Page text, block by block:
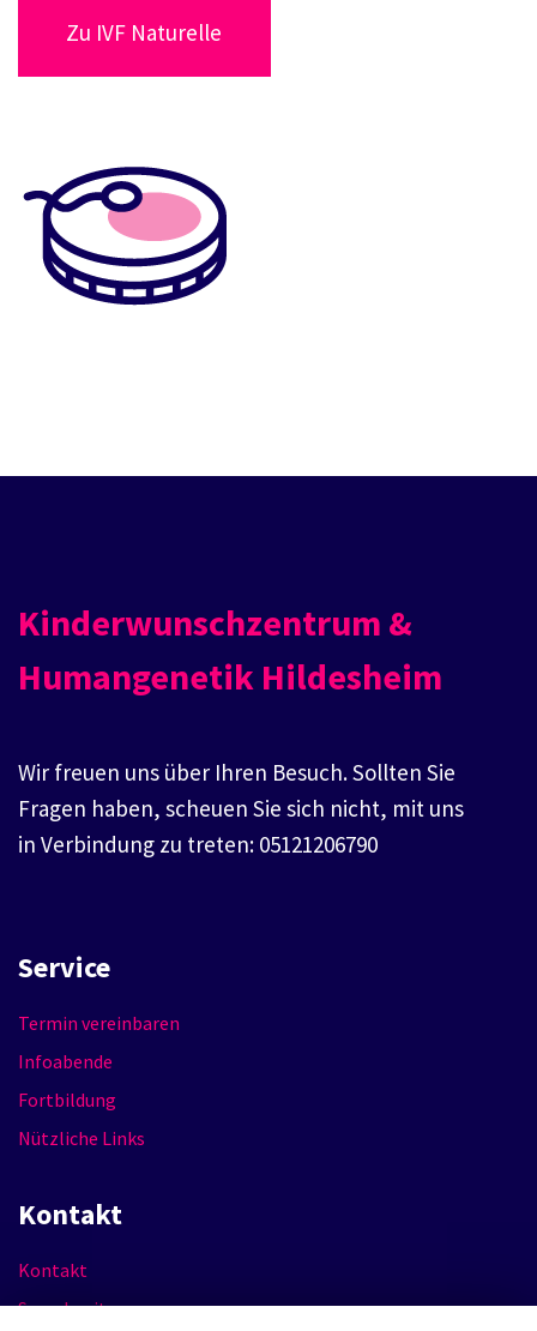
Zu IVF Naturelle
Kinderwunschzentrum &
Humangenetik Hildesheim
Wir freuen uns über Ihren Besuch. Sollten Sie
Fragen haben, scheuen Sie sich nicht, mit uns
in Verbindung zu treten: 05121206790
Service
Termin vereinbaren
Infoabende
Fortbildung
Nützliche Links
Kontakt
Kontakt
Sprechzeiten